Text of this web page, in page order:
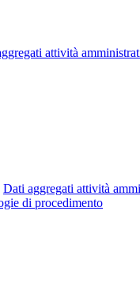
attività
Dati aggregati attività
di procedimento